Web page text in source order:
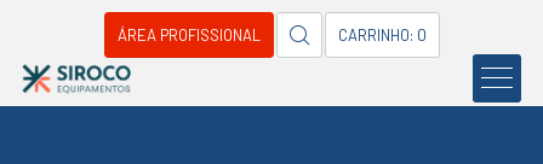
ÁREA PROFISSIONAL CARRINHO: 0